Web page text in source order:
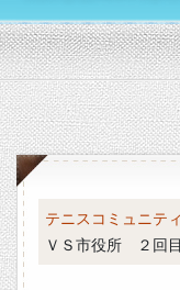
テニスコミュニテ
ＶＳ市役所 ２回目